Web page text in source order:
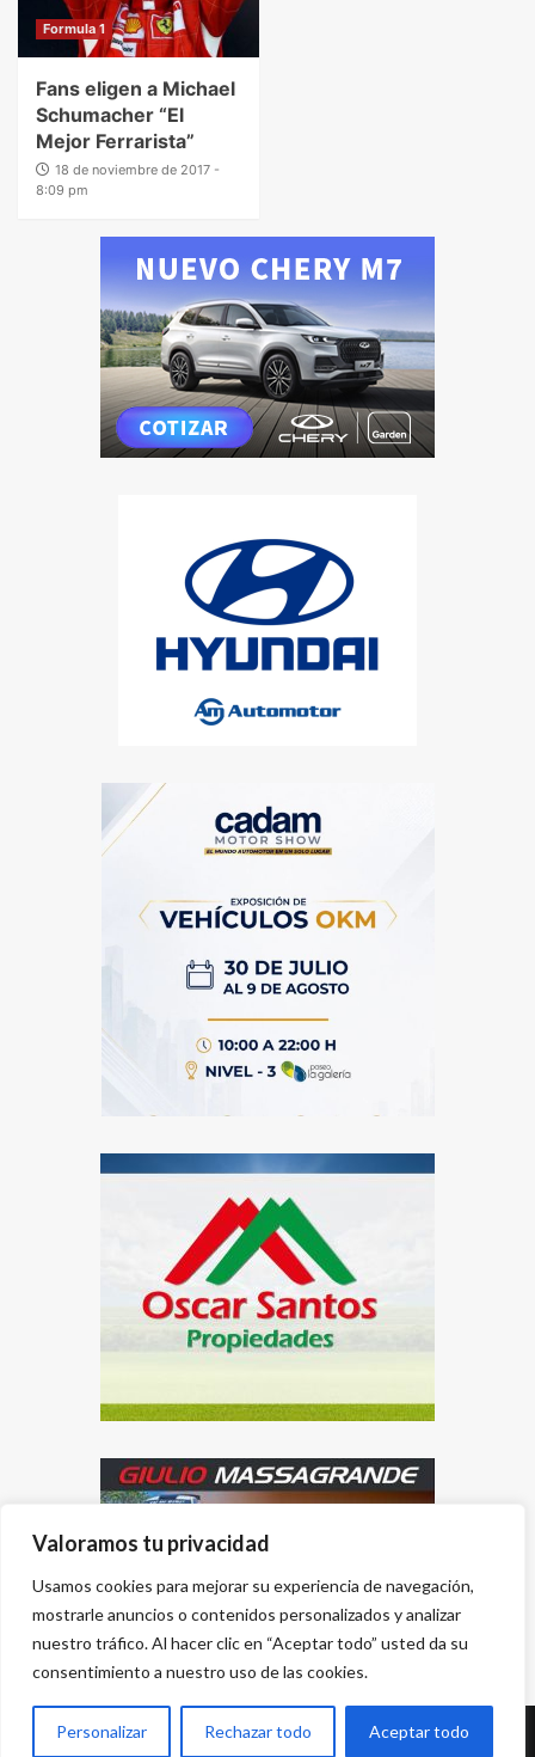
Valoramos tu privacidad
Usamos cookies para mejorar su experiencia de navegación,
mostrarle anuncios o contenidos personalizados y analizar
nuestro tráfico. Al hacer clic en “Aceptar todo” usted da su
consentimiento a nuestro uso de las cookies.
Personalizar Rechazar todo Aceptar todo
Formula 1
Fans eligen a Michael
Schumacher “El
Mejor Ferrarista”
18 de noviembre de 2017 -
8:09 pm
Desarrollado por